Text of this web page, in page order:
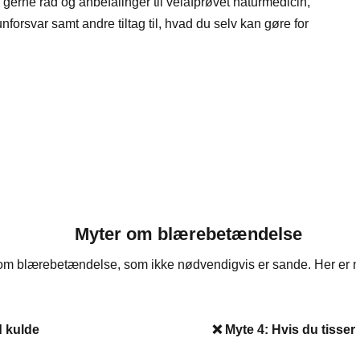
samt andre tiltag til, hvad du selv kan gøre for
Myter om blærebetændelse
blærebetændelse, som ikke nødvendigvis er sande. Her er
kulde ❌Myte 4: Hvis du